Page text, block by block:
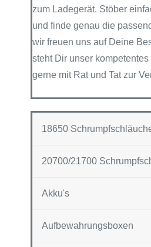
zum Ladegerät. Stöber
und finde genau die
wir freuen uns auf Deine
steht Dir unser
gerne mit Rat und Tat zur
18650
20700/21700
Akku's
Aufbewahrungsboxen